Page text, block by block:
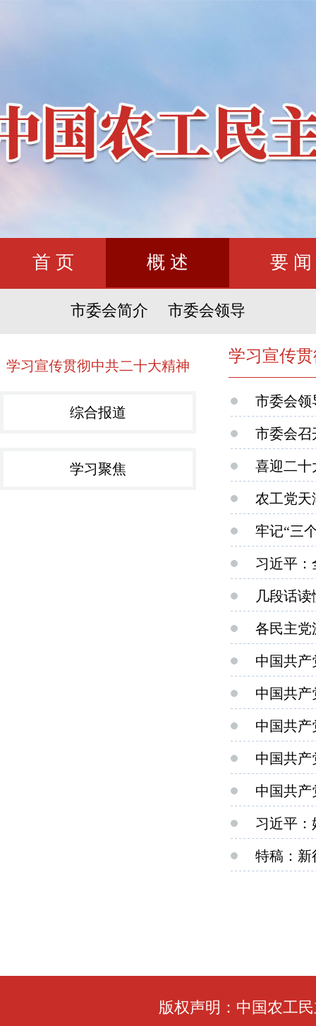
首 页 概 述 要 闻
市委会简介 市委会领导
学习宣传贯彻中共二十大精神
综合报道
学习聚焦
学习宣传
市委会领
市委会召
喜迎二
农工党天
牢记“三
习近平：
几段话
各民主党
中国共
中国共
中国共产
中国共
中国共
习近平：
特稿：新
版权声明：中国农工